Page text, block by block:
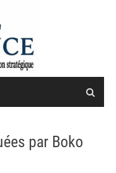
par Boko